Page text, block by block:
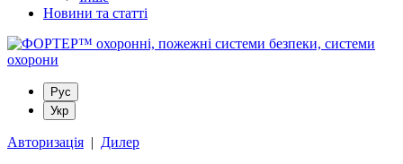
Новини та статті
Рус
Укр
Авторизація | Дилер